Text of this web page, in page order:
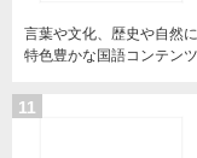
言葉や文化、歴史や自然
特色豊かな国語コンテン
11